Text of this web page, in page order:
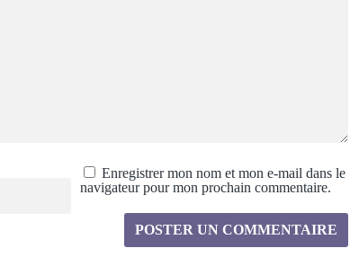
Enregistrer mon nom et mon e-mail dans le
navigateur pour mon prochain commentaire.